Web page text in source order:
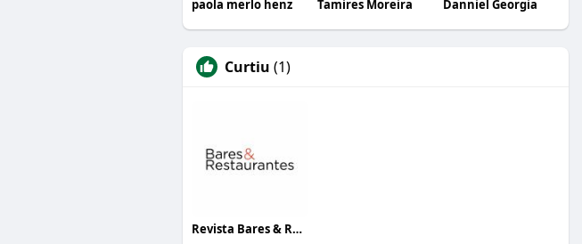
paola merlo henz Tamires Moreira Danniel Georgia
Curtiu (1)
Revista Bares & Restaurantes